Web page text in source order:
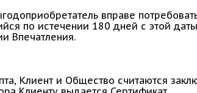
вправе
по истечении 180 дней с этой
Впечатления.
Клиент и Общество считаются